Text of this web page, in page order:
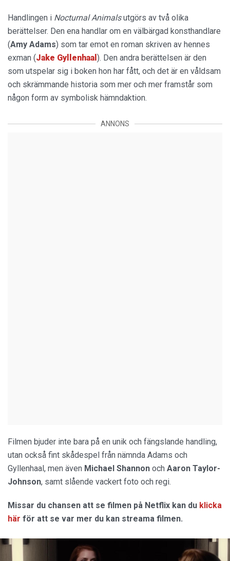
Handlingen i Nocturnal Animalsutgörs av två olika
berättelser. Den ena handlar om en välbärgad konsthandlare
(Amy Adams) som tar emot en roman skriven av hennes
exman (Jake Gyllenhaal ). Den andra berättelsen är den
som utspelar sig i boken hon har fått, och det är en våldsam
och skrämmande historia som mer och mer framstår som
någon form av symbolisk hämndaktion.
ANNONS
Filmen bjuder inte bara på en unik och fängslande handling,
utan också fint skådespel från nämnda Adams och
Gyllenhaal, men även Michael Shannon och Aaron Taylor-
Johnson, samt slående vackert foto och regi.
Missar du chansen att se filmen på Netflix kan du klicka
här för att se var mer du kan streama filmen.